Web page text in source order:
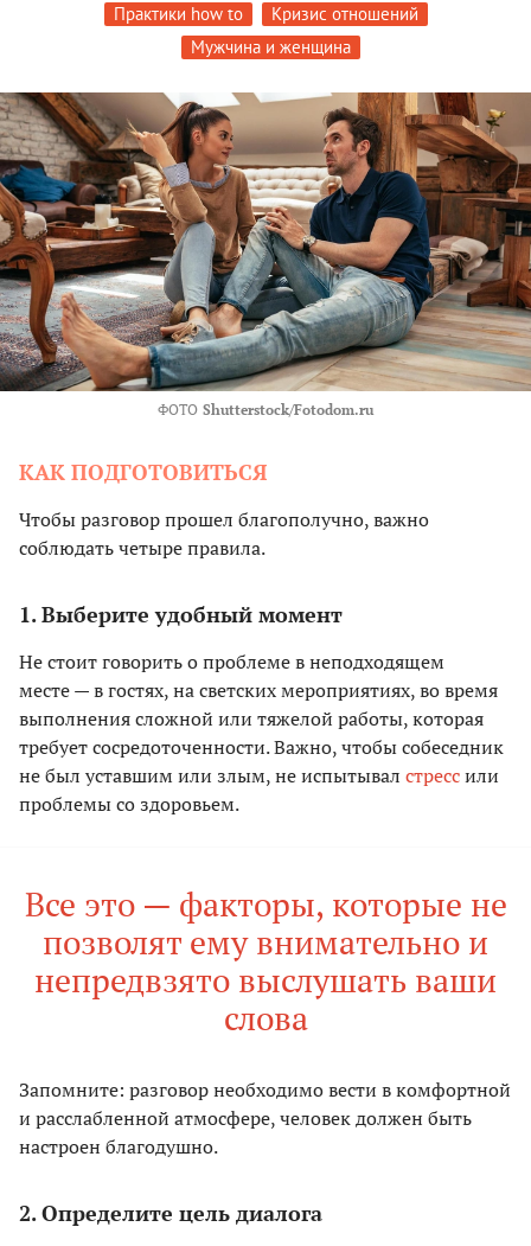
Практики how to
Кризис отношений
Мужчина и женщина
ФОТО Shutterstock/Fotodom.ru
КАК ПОДГОТОВИТЬСЯ
Чтобы разговор прошел благополучно, важно
соблюдать четыре правила.
1. Выберите удобный момент
Не стоит говорить о проблеме в неподходящем
месте — в гостях, на светских мероприятиях, во время
выполнения сложной или тяжелой работы, которая
требует сосредоточенности. Важно, чтобы собеседник
не был уставшим или злым, не испытывал стрессили
проблемы со здоровьем.
Все это — факторы, которые не
позволят ему внимательно и
непредвзято выслушать ваши
слова
Запомните: разговор необходимо вести в комфортной
и расслабленной атмосфере, человек должен быть
настроен благодушно.
2. Определите цель диалога